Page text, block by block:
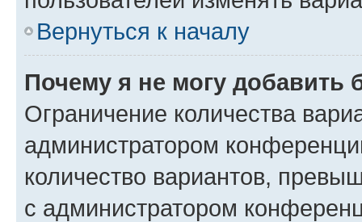
Вернуться к началу
Почему я не могу добавить
Ограничение количества
администратором
количество вариантов,
с администратором